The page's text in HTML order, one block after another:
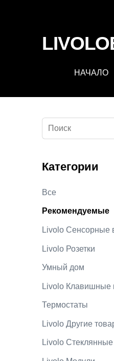
НАЧАЛО
Категории
Все
Рекомендуемые
Livolo Сенсорные
Livolo Розетки
Умный дом
Livolo Клавишные
Термостаты
Livolo Другие
Livolo